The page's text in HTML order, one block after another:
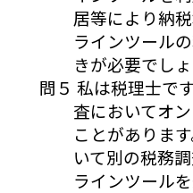
居等により納
ラインツール
きが必要でしょ
問５ 私は税理士で
査においてオ
ことがありま
いて別の税務
ラインツール